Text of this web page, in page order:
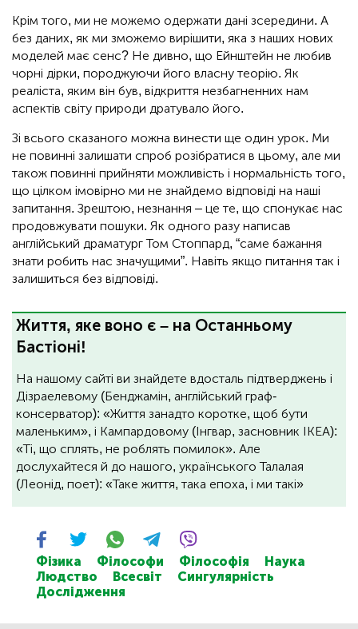
Крім того, ми не можемо одержати дані зсередини. А
без даних, як ми зможемо вирішити, яка з наших нових
моделей має сенс? Не дивно, що Ейнштейн не любив
чорні дірки, породжуючи його власну теорію. Як
реаліста, яким він був, відкриття незбагненних нам
аспектів світу природи дратувало його.
Зі всього сказаного можна винести ще один урок. Ми
не повинні залишати спроб розібратися в цьому, але ми
також повинні прийняти можливість і нормальність того,
що цілком імовірно ми не знайдемо відповіді на наші
запитання. Зрештою, незнання – це те, що спонукає нас
продовжувати пошуки. Як одного разу написав
англійський драматург Том Стоппард, “саме бажання
знати робить нас значущими”. Навіть якщо питання так і
залишиться без відповіді.
Життя, яке воно є – на Останньому
Бастіоні!
На нашому сайті ви знайдете вдосталь підтверджень і
Дізраелевому (Бенджамін, англійський граф-
консерватор): «Життя занадто коротке, щоб бути
маленьким», і Кампардовому (Інгвар, засновник ІКЕА):
«Ті, що сплять, не роблять помилок». Але
дослухайтеся й до нашого, українського Талалая
(Леонід, поет): «Таке життя, така епоха, і ми такі»
Фізика Філософи Філософія
Наука
Людство
Всесвіт
Сингулярність
Дослідження